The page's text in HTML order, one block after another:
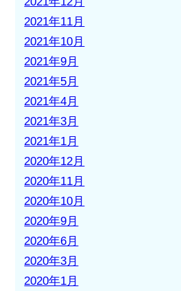
2021年11月
2021年10月
2021年9月
2021年5月
2021年4月
2021年3月
2021年1月
2020年12月
2020年11月
2020年10月
2020年9月
2020年6月
2020年3月
2020年1月